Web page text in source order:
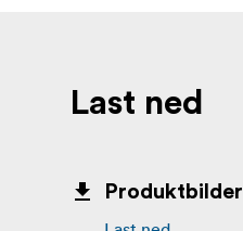
Last ned
Produktbilder